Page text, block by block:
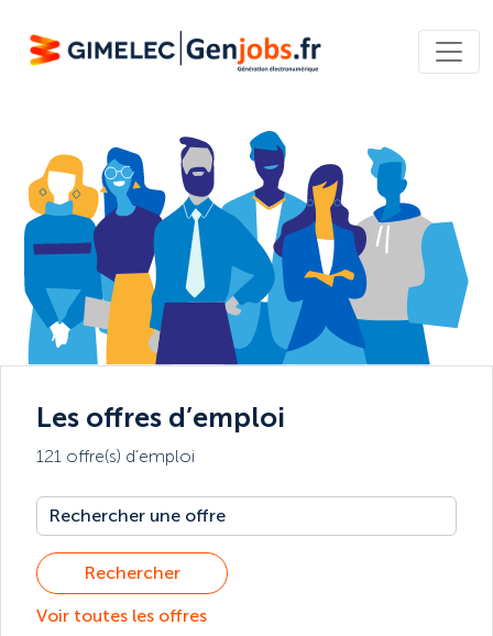
Les offres d’emploi
121 offre(s) d’emploi
Rechercher
Voir toutes les offres